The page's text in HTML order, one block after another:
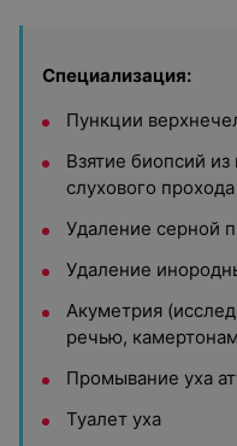
Специализация:
Пункции
Взятие биопсий
слухового прохода
Удаление серной
Удаление
Акуметрия
речью,
Промывание уха
Туалет уха